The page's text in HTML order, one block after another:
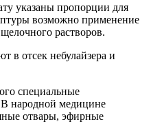
указаны пропорции для
возможно применение
растворов.
в отсек небулайзера и
специальные
народной медицине
отвары, эфирные